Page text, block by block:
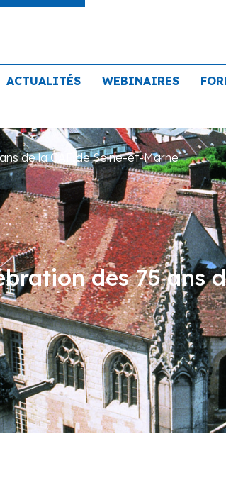
ACTUALITÉS WEBINAIRES
de la CAF de Seine-et-Marne
des 75 ans